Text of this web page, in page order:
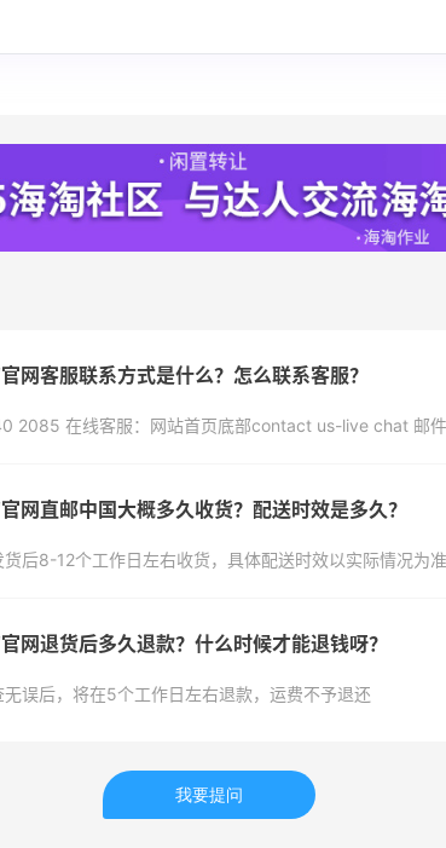
网客服联系方式是什么？怎么联系客服？
网直邮中国大概多久收货？配送时效是多久？
后8-12个工作日左右收货，具体配送时效以实际情况为准
网退货后多久退款？什么时候才能退钱呀？
误后，将在5个工作日左右退款，运费不予退还
我要提问
美网：美妆礼
热卖！入手珑骧、
等
彩妆特惠 入热销洁
护肤大促！入Lisa
、伊索等
1天12小时
Suit Negozi
18小时
MAC、芭比
3天18小时
比亚运动热卖
Prada、TF